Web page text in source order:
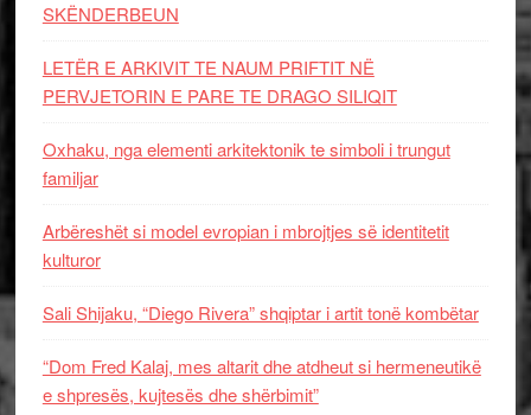
SKËNDERBEUN
LETËR E ARKIVIT TE NAUM PRIFTIT NË
PERVJETORIN E PARE TE DRAGO SILIQIT
Oxhaku, nga elementi arkitektonik te simboli i trungut
familjar
Arbëreshët si model evropian i mbrojtjes së identitetit
kulturor
Sali Shijaku, “Diego Rivera” shqiptar i artit tonë kombëtar
“Dom Fred Kalaj, mes altarit dhe atdheut si hermeneutikë
e shpresës, kujtesës dhe shërbimit”